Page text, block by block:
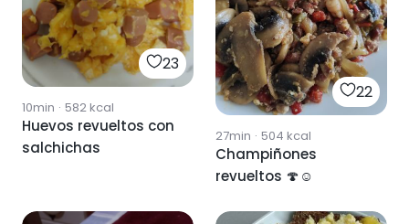
23
10min · 582kcal
Huevos revueltos con
salchichas
22
27min · 504 kcal
Champiñones
revueltos 🍄☺